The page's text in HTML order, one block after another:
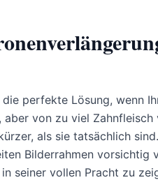
perfekte Lösung, wenn
aber von zu viel
als sie tatsächlich
Bilderrahmen vorsichtig
seiner vollen Pracht zu